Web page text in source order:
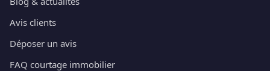
Avis clients
Déposer un avis
FAQ courtage immobilier